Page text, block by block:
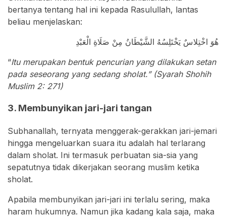
bertanya tentang hal ini kepada Rasulullah, lantas
beliau menjelaskan:
هُوَ اخْتِلاسٌ يَخْتَلِسُهُ الشَّيْطَانُ مِنْ صَلَاةِ الْعَبْدِ
“Itu merupakan bentuk pencurian yang dilakukan setan
pada seseorang yang sedang sholat.” (Syarah Shohih
Muslim 2: 271)
3. Membunyikan jari-jari tangan
Subhanallah, ternyata menggerak-gerakkan jari-jemari
hingga mengeluarkan suara itu adalah hal terlarang
dalam sholat. Ini termasuk perbuatan sia-sia yang
sepatutnya tidak dikerjakan seorang muslim ketika
sholat.
Apabila membunyikan jari-jari ini terlalu sering, maka
haram hukumnya. Namun jika kadang kala saja, maka